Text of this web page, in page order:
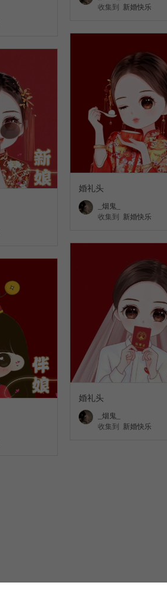
收集到 新婚快乐
婚礼头
_烟鬼_
收集到 新婚快乐
婚礼头
_烟鬼_
收集到 新婚快乐